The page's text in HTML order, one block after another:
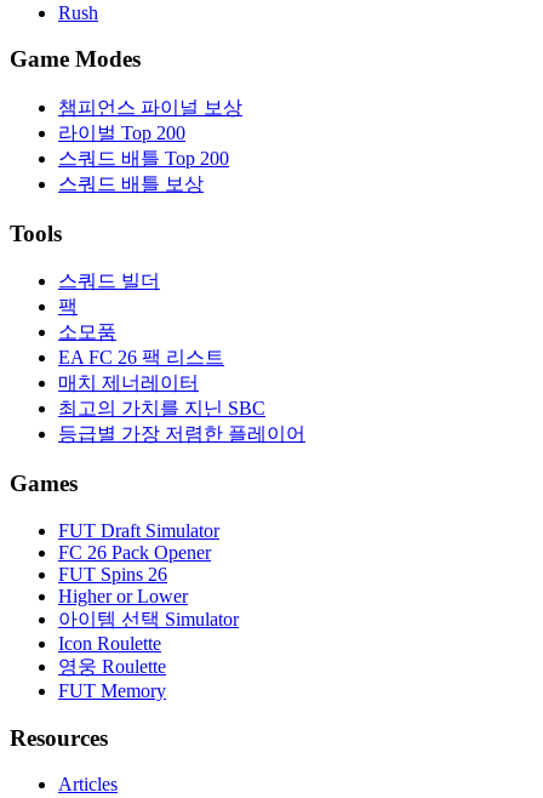
Rush
Game Modes
챔피언스 파이널 보상
라이벌 Top 200
스쿼드 배틀 Top 200
스쿼드 배틀 보상
Tools
스쿼드 빌더
팩
소모품
EA FC 26 팩 리스트
매치 제너레이터
최고의 가치를 지닌 SBC
등급별 가장 저렴한 플레이어
Games
FUT Draft Simulator
FC 26 Pack Opener
FUT Spins 26
Higher or Lower
아이템 선택 Simulator
Icon Roulette
영웅 Roulette
FUT Memory
Resources
Articles